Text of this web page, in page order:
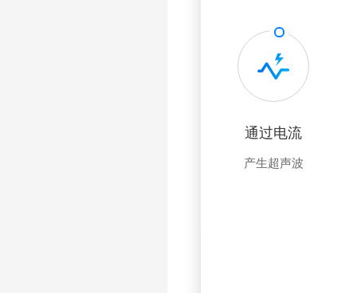
通过电流
产生超声波